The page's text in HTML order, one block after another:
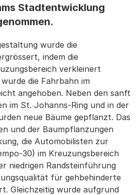
Stadtentwicklung
wurde die
indem die
verkleinert
die Fahrbahn im
angehoben. Neben den sanft
im St. Johanns-Ring und in der
neue Bäume gepflanzt. Das
und der Baumpflanzungen
die Automobilisten zur
30) im Kreuzungsbereich
niedrigen Randsteinführung
für gehbehinderte
Gleichzeitig wurde aufgrund